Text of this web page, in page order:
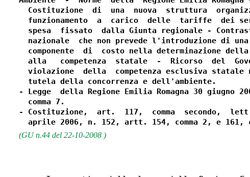
Costituzione  di  una  nuova  struttura
funzionamento  a  carico  delle  tariffe  dei
spesa  fissato  dalla Giunta regionale -
nazionale  che non prevede l'introduzione di
componente  di  costo nella determinazione
alla   competenza  statale  -  Ricorso  del
violazione  della  competenza esclusiva statale
  tutela della concorrenza e dell'ambiente.
- Legge  della Regione Emilia Romagna 30 giugno
  comma 7.
- Costituzione,  art.  117,  comma  secondo,
(GU n.44 del 22-10-2008 )